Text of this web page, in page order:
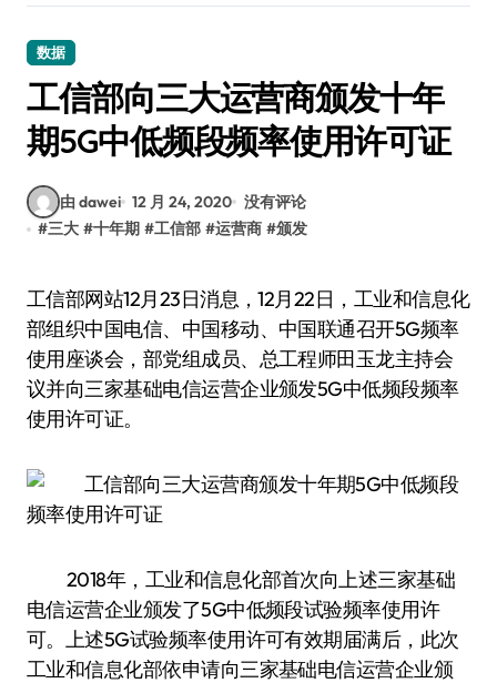
数据
工信部向三大运营商颁发十年
期5G中低频段频率使用许可证
由 dawei 12 月 24, 2020 没有评论
#三大 #十年期 #工信部 #运营商 #颁发
工信部网站12月23日消息，12月22日，工业和信息化
部组织中国电信、中国移动、中国联通召开5G频率
使用座谈会，部党组成员、总工程师田玉龙主持会
议并向三家基础电信运营企业颁发5G中低频段频率
使用许可证。
2018年，工业和信息化部首次向上述三家基础
电信运营企业颁发了5G中低频段试验频率使用许
可。上述5G试验频率使用许可有效期届满后，此次
工业和信息化部依申请向三家基础电信运营企业颁